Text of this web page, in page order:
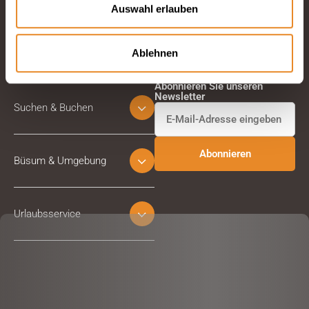
Auswahl erlauben
Ablehnen
Suchen & Buchen
Büsum & Umgebung
Urlaubsservice
Abonnieren Sie unseren
Newsletter